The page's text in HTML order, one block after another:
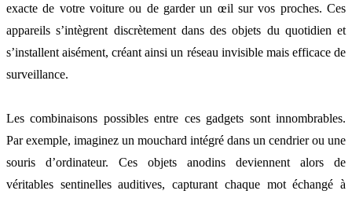
exacte de votre voiture ou de garder un œil sur vos proches. Ces
appareils s’intègrent discrètement dans des objets du quotidien et
s’installent aisément, créant ainsi un réseau invisible mais efficace de
surveillance.
Les combinaisons possibles entre ces gadgets sont innombrables.
Par exemple, imaginez un mouchard intégré dans un cendrier ou une
souris d’ordinateur. Ces objets anodins deviennent alors de
véritables sentinelles auditives, capturant chaque mot échangé à